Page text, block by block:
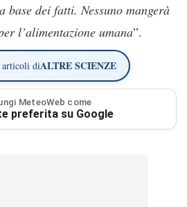
dei fatti. Nessuno mangerà
l’alimentazione umana”.
diALTRE SCIENZE
MeteoWeb come
preferita su Google